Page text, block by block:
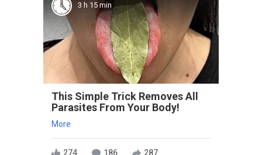
3 h 15 min
This Simple Trick Removes All
Parasites From Your Body!
More
274 186 287